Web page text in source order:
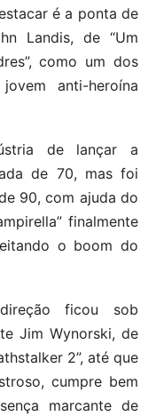
é a ponta de
Landis, de “Um
como um dos
anti-heroína
de lançar a
de 70, mas foi
90, com ajuda do
finalmente
o boom do
ficou sob
Jim Wynorski, de
2”, até que
cumpre bem
marcante de